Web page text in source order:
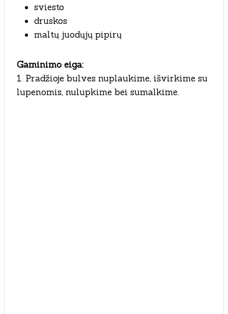
sviesto
druskos
maltų juodųjų pipirų
Gaminimo eiga:
1. Pradžioje bulves nuplaukime, išvirkime su
lupenomis, nulupkime bei sumalkime.